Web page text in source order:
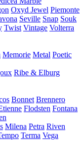
Oxyd Jewel Piemonte
Seville Snap Souk
Twist Vintage Volterra
Memorie Metal Poetic
Ribe & Elburg
Bonnet Brennero
Flodsten Fontana
Milena Petra Riven
Terma Vega